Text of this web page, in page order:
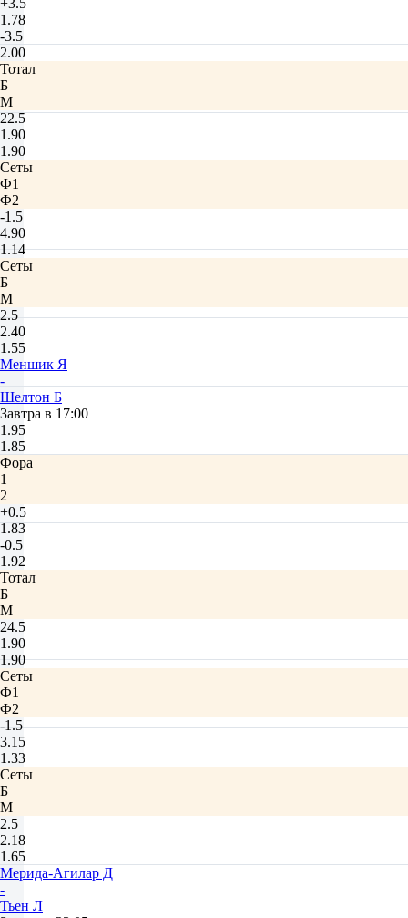
+3.5
1.78
-3.5
2.00
Тотал
Б
М
22.5
1.90
1.90
Сеты
Ф1
Ф2
-1.5
4.90
1.14
Сеты
Б
М
2.5
2.40
1.55
Меншик Я
-
Шелтон Б
Завтра в 17:00
1.95
1.85
Фора
1
2
+0.5
1.83
-0.5
1.92
Тотал
Б
М
24.5
1.90
1.90
Сеты
Ф1
Ф2
-1.5
3.15
1.33
Сеты
Б
М
2.5
2.18
1.65
Мерида-Агилар Д
-
Тьен Л